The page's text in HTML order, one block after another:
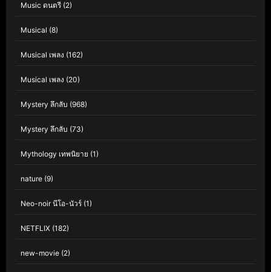
Music ดนตรี (2)
Musical (8)
Musical เพลง (162)
Musical เพลง (20)
Mystery ลึกลับ (968)
Mystery ลึกลับ (73)
Mythology เทพนิยาย (1)
nature (9)
Neo-noir นีโอ-นัวร์ (1)
NETFLIX (182)
new-movie (2)